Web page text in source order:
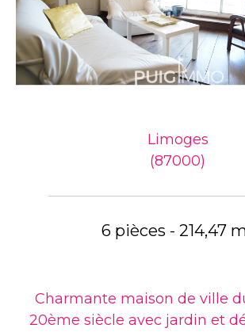
Limoges
(87000)
6 pièces - 214,47
Charmante maison de ville
20ème siècle avec jardin et